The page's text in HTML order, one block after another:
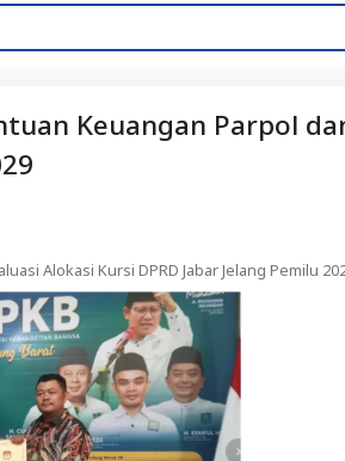
Keuangan Parpol
Alokasi Kursi DPRD Jabar Jelang Pemilu